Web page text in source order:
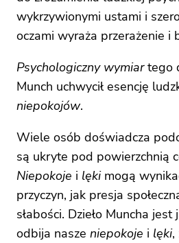
wykrzywionymi ustami i
oczami wyraża przerażenie i
Psychologiczny wymiartego
Munch uchwycił esencję
niepokojów.
Wiele osób doświadcza
są ukryte pod powierzchnią
Niepokoje i lękimogą
przyczyn, jak presja
słabości. Dzieło Muncha
odbija nasze niepokoje i lęki,